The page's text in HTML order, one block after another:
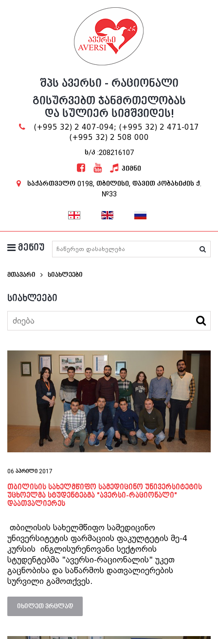
შპს ავერსი - რაციონალი
გისურვებთ ჯანმრთელობას
და სულიერ სიმშვიდეს!
(+995 32) 2 407-094; (+995 32) 2 471-017
(+995 32) 2 508 000
ს/კ :208216107
ჰიმნი
საქართველო 0198, თბილისი, დავით კობახიძის ქ.
№33
მენიუ მედიკამენტების ძიება
მთავარი Სიახლეები
სიახლეები
06 აპრილი 2017
თბილისის სახელმწიფო სამედიცინო უნივერსიტეტის
უცხოელმა სტუდენტებმა "ავერსი-რაციონალი"
დაათვალიერეს
თბილისის სახელმწიფო სამედიცინო
უნივერსიტეტის ფარმაციის ფაკულტეტის მე-4
კურსის ინგლისურენოვანი სექტორის
სტუდენტებმა "ავერსი-რაციონალის" უკეთ
გაცნობისა და საწარმოს დათვალიერების
სურვილი გამოთქვეს.
იხილეთ ვრცლად